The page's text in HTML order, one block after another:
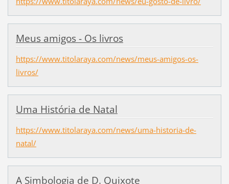
Meus amigos - Os livros
https://www.titolaraya.com/news/meus-amigos-os-
livros/
Uma História de Natal
https://www.titolaraya.com/news/uma-historia-de-
natal/
A Simbologia de D. Quixote